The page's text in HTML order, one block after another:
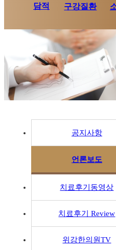
담적 구강질환
공지사항
언론보도
치료후기동영상
치료후기 Review
위강한의원TV